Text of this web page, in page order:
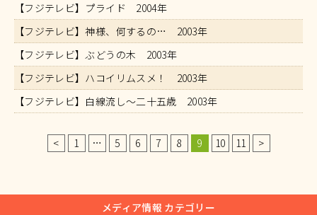
【フジテレビ】プライド 2004年
【フジテレビ】神様、何するの… 2003年
【フジテレビ】ぶどうの木 2003年
【フジテレビ】ハコイリムスメ！ 2003年
【フジテレビ】白線流し～二十五歳 2003年
< 1 … 5 6 7 8 9 10 11 >
メディア情報 カテゴリー